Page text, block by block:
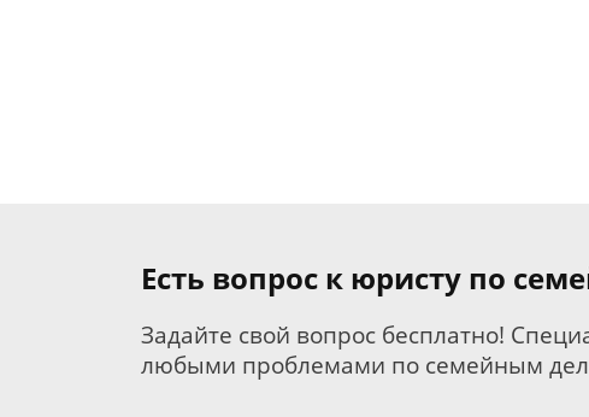
Есть вопрос к юристу по
Задайте свой вопрос бесплатно!
любыми проблемами по семейным